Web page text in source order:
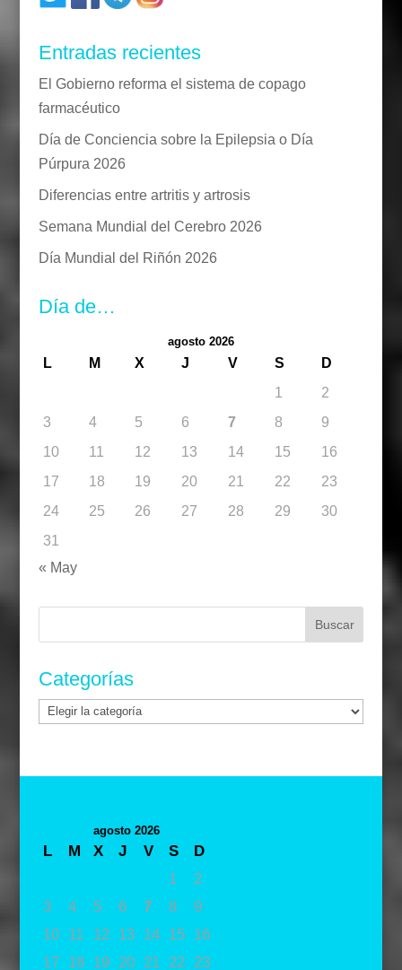
Entradas recientes
El Gobierno reforma el sistema de copago
farmacéutico
Día de Conciencia sobre la Epilepsia o Día
Púrpura 2026
Diferencias entre artritis y artrosis
Semana Mundial del Cerebro 2026
Día Mundial del Riñón 2026
Día de…
agosto 2026
L M X J V S
D
1
2
3
4 5 6 7 8
9
10
11 12 13 14 15
16
17
18 19 20 21 22
23
24
25 26 27 28 29
30
31
« May
Categorías
Categorías
agosto 2026
L M X J V S
D
1
2
3
4 5 6 7 8
9
10
11 12 13 14 15
16
17
18 19 20 21 22 23